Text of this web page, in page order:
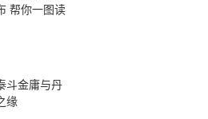
帮你一图读
斗金庸与丹
缘